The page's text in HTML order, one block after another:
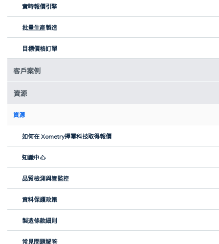
實時報價引擎
批量生產製造
目標價格訂單
客戶案例
資源
資源
如何在 Xometry擇冪科技取得報價
知識中心
品質檢測與管監控
資料保護政策
製造條款細則
常見問題解答
所有設計均由工程師檢查後再送去進行 3D 打印。確認訂
單後，您會收到生產狀態更新信息。
不鏽鋼
鈦合金
Xometry擇冪科技3D打印-SLM的表面處理